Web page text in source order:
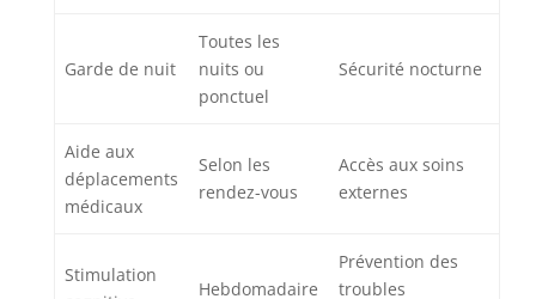
Garde de nuit
Toutes les
nuits ou
ponctuel
Sécurité nocturne
Aide aux
déplacements
médicaux
Selon les
rendez-vous
Accès aux soins
externes
Stimulation
Hebdomadaire
Prévention des
troubles